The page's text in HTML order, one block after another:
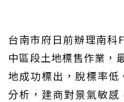
台南市府日前辦理南科
中區段土地標售作業，
地成功標出，脫標率
分析，建商對景氣敏